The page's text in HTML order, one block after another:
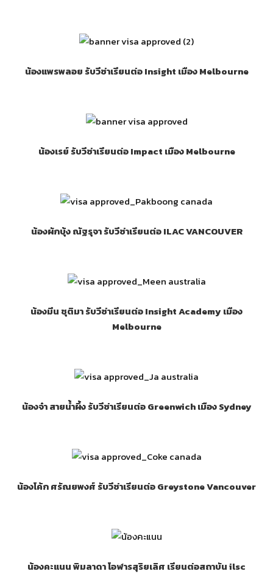
น้องแพรพลอย รับวีซ่าเรียนต่อ Insight เมือง Melbourne
น้องเรย์ รับวีซ่าเรียนต่อ Impact เมือง Melbourne
น้องผักบุ้ง ณัฐรุจา รับวีซ่าเรียนต่อ ILAC VANCOUVER
น้องมีน ชุติมา รับวีซ่าเรียนต่อ Insight Academy เมือง
Melbourne
น้องจ๋า สายน้ำผึ้ง รับวีซ่าเรียนต่อ Greenwich เมือง Sydney
น้องโค้ก ศรัณยพงศ์ รับวีซ่าเรียนต่อ Greystone Vancouver
น้องคะแนน พิมลาดา โอฬารสุริยเลิศ เรียนต่อสถาบัน ilsc